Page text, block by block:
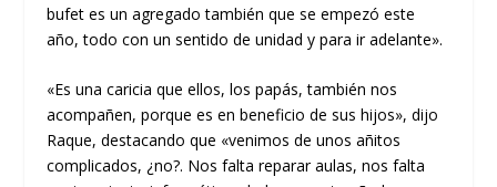
bufet es un agregado también que se empezó este
año, todo con un sentido de unidad y para ir adelante».
«Es una caricia que ellos, los papás, también nos
acompañen, porque es en beneficio de sus hijos», dijo
Raque, destacando que «venimos de unos añitos
complicados, ¿no?. Nos falta reparar aulas, nos falta